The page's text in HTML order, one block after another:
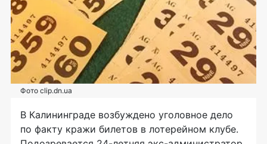
Фото clip.dn.ua
В Калининграде возбуждено уголовное дело
по факту кражи билетов в лотерейном клубе.